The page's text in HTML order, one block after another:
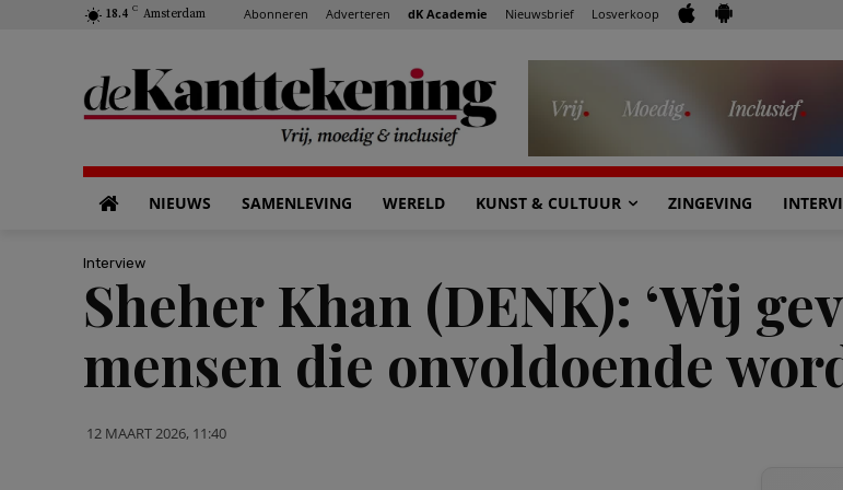
18.4 C Amsterdam Abonneren Adverteren dK Academie Nieuwsbrief Losverkoop
NIEUWS SAMENLEVING WERELD KUNST & CULTUUR ZINGEVING
Interview
Sheher Khan (DENK): ‘Wij
mensen die onvoldoende
12 MAART 2026, 11:40